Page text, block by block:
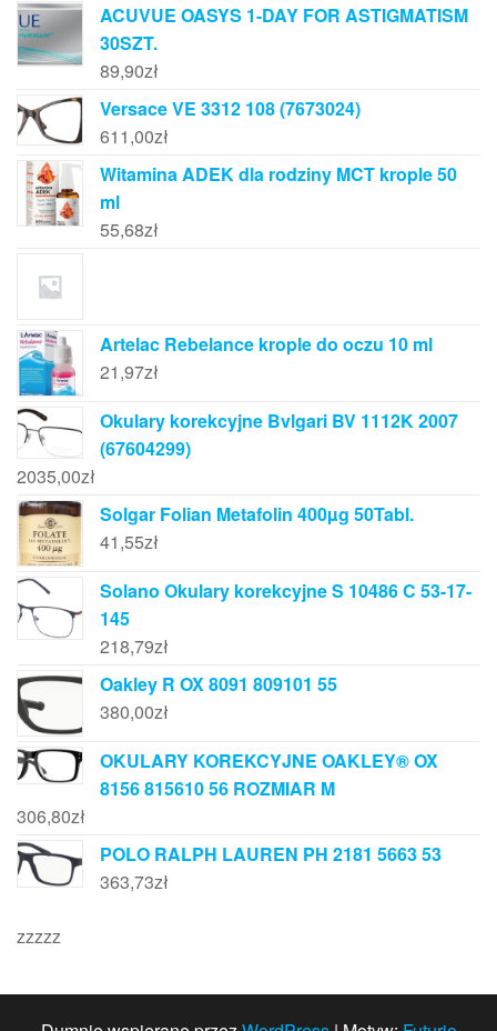
ACUVUE OASYS 1-DAY FOR ASTIGMATISM
30SZT.
89,90zł
Versace VE 3312 108 (7673024)
611,00zł
Witamina ADEK dla rodziny MCT krople 50
ml
55,68zł
Artelac Rebelance krople do oczu 10 ml
21,97zł
Okulary korekcyjne Bvlgari BV 1112K 2007
(67604299)
2035,00zł
Solgar Folian Metafolin 400µg 50Tabl.
41,55zł
Solano Okulary korekcyjne S 10486 C 53-17-
145
218,79zł
Oakley R OX 8091 809101 55
380,00zł
OKULARY KOREKCYJNE OAKLEY® OX
8156 815610 56 ROZMIAR M
306,80zł
POLO RALPH LAUREN PH 2181 5663 53
363,73zł
zzzzz